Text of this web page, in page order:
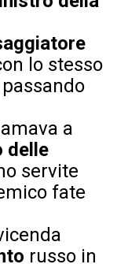
lo stesso
passando
a
delle
servite
fate
russo in